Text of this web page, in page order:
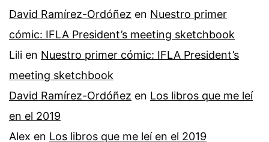
David Ramírez-Ordóñez en Nuestro primer
cómic: IFLA President’s meeting sketchbook
Lili en Nuestro primer cómic: IFLA President’s
meeting sketchbook
David Ramírez-Ordóñez en Los libros que me leí
en el 2019
Alex en Los libros que me leí en el 2019